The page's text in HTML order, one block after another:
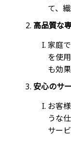
て、
高品質な
家庭
を使
も効
安心のサ
お客
うな
サー